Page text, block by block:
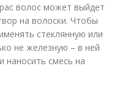
волос может выйдет
на волоски. Чтобы
стеклянную или
не железную – в ней
наносить смесь на